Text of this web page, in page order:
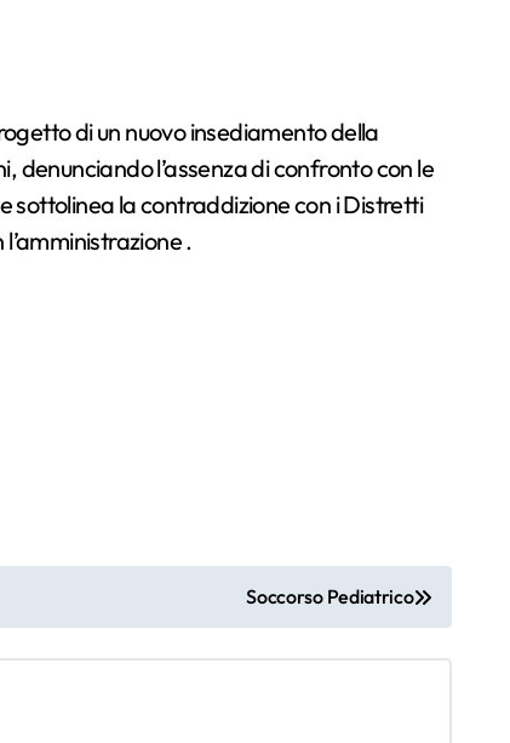
l’assenza di confronto con le
sottolinea la contraddizione con i Distretti
.
Soccorso Pediatrico